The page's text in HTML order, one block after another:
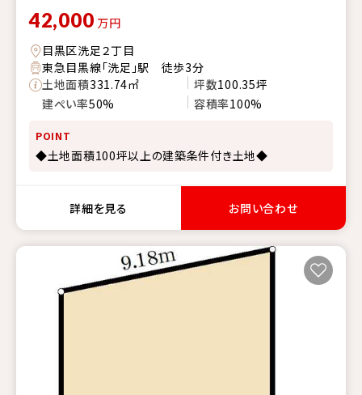
42,000 万円
目黒区洗足２丁目
東急目黒線「洗足」駅 徒歩3分
土地面積331.74㎡ 坪数100.35坪
建ぺい率50% 容積率100%
POINT
◆土地面積100坪以上の建築条件付き土地◆
詳細を見る お問い合わせ